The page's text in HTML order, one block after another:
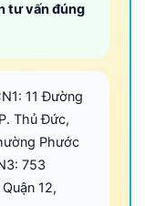
tư vấn đúng
11 Đường
Thủ Đức,
Phước
753
12,